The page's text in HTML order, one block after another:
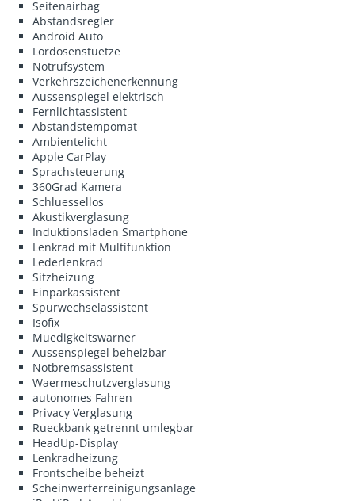
Seitenairbag
Abstandsregler
Android Auto
Lordosenstuetze
Notrufsystem
Verkehrszeichenerkennung
Aussenspiegel elektrisch
Fernlichtassistent
Abstandstempomat
Ambientelicht
Apple CarPlay
Sprachsteuerung
360Grad Kamera
Schluessellos
Akustikverglasung
Induktionsladen Smartphone
Lenkrad mit Multifunktion
Lederlenkrad
Sitzheizung
Einparkassistent
Spurwechselassistent
Isofix
Muedigkeitswarner
Aussenspiegel beheizbar
Notbremsassistent
Waermeschutzverglasung
autonomes Fahren
Privacy Verglasung
Rueckbank getrennt umlegbar
HeadUp-Display
Lenkradheizung
Frontscheibe beheizt
Scheinwerferreinigungsanlage